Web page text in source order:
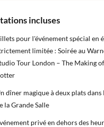
incluses
pour l'événement spécial en
limitée : Soirée au
Tour London – The Making
dîner magique à deux plats dans
la Grande Salle
privé en dehors des